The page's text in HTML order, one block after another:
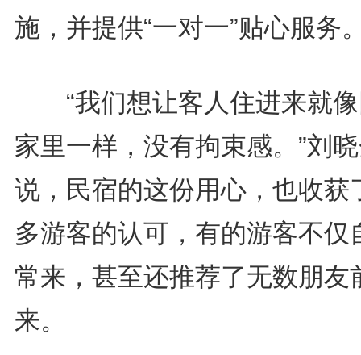
施，并提供“一对一”贴心服务
“我们想让客人住进来就像
家里一样，没有拘束感。”刘
说，民宿的这份用心，也收获
多游客的认可，有的游客不仅
常来，甚至还推荐了无数朋友
来。